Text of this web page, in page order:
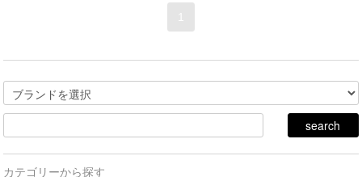
1
カテゴリーから探す